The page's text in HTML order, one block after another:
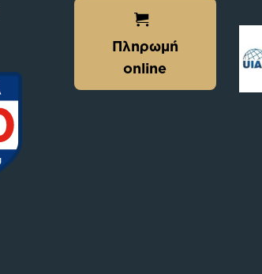
Πληρωμή
online